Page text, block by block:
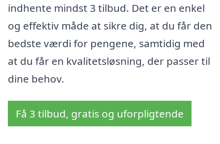
indhente mindst 3 tilbud. Det er en enkel
og effektiv måde at sikre dig, at du får den
bedste værdi for pengene, samtidig med
at du får en kvalitetsløsning, der passer til
dine behov.
Få 3 tilbud, gratis og uforpligtende